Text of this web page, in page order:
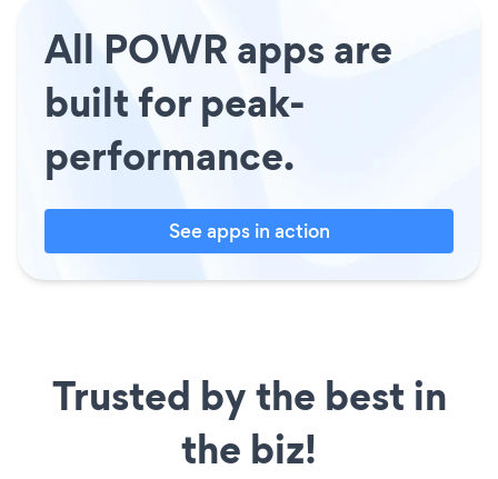
All POWR apps are
built for peak-
performance.
See apps in action
Trusted by the best in
the biz!